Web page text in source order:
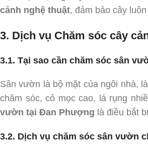
cảnh nghệ thuật, đảm bảo cây
3. Dịch vụ Chăm sóc cây
3.1. Tại sao cần chăm sóc sân
Sân vườn là bộ mặt của ngôi nhà,
chăm sóc, cỏ mọc cao, lá rụng
vườn tại Đan Phượng là điều bắt
3.2. Dịch vụ chăm sóc sân vườn